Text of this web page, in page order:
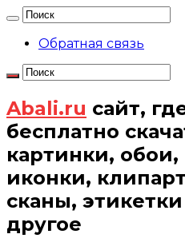
Обратная связь
Abali.ru сайт,
бесплатно
картинки,
иконки,
сканы,
другое